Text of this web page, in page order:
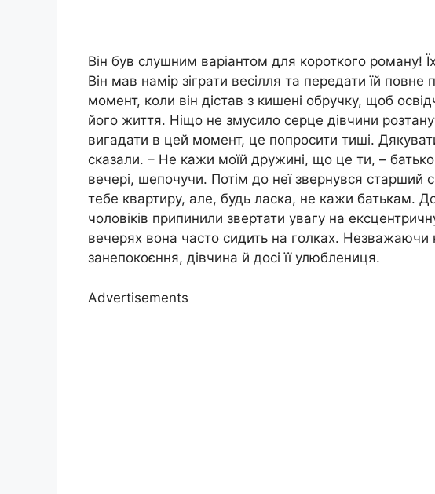
Він був слушним варіантом для короткого роману!
Він мав намір зіграти весілля та передати їй
момент, коли він дістав з кишені обручку, щоб
його життя. Ніщо не змусило серце дівчини
вигадати в цей момент, це попросити тиші.
сказали. – Не кажи моїй дружині, що це ти, – батько
вечері, шепочучи. Потім до неї звернувся старший
тебе квартиру, але, будь ласка, не кажи батькам.
чоловіків припинили звертати увагу на
вечерях вона часто сидить на голках. Незважаючи
занепокоєння, дівчина й досі її улюблениця.
Advertisements